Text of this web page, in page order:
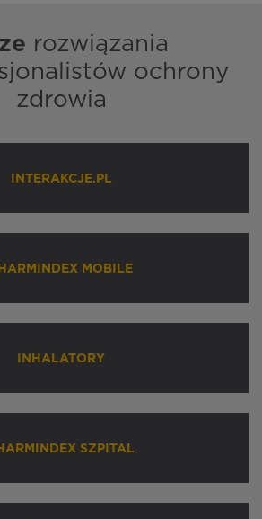
rozwiązania
ochrony
zdrowia
INTERAKCJE.PL
MOBILE
INHALATORY
SZPITAL